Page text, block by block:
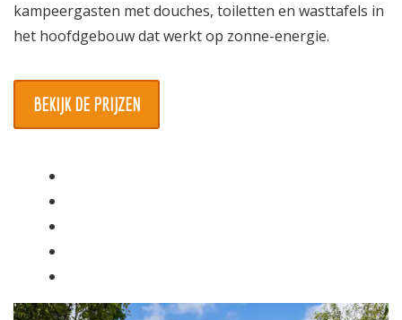
kampeergasten met douches, toiletten en wasttafels in
het hoofdgebouw dat werkt op zonne-energie.
BEKIJK DE PRIJZEN